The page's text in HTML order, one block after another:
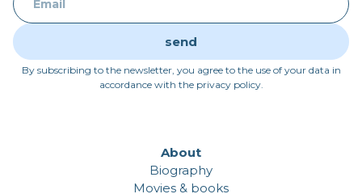
By subscribing to the newsletter, you agree to the use of your data in
accordance with the privacy policy.
About
Biography
Movies & books